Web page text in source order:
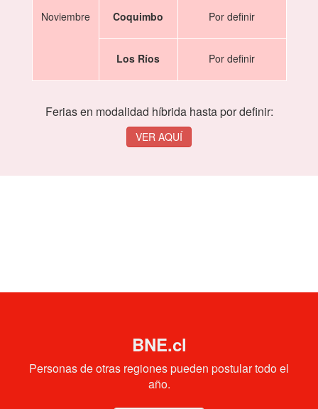
Noviembre Coquimbo Por definir
Los Ríos Por definir
Ferias en modalidad híbrida hasta por definir:
VER AQUÍ
BNE.cl
Personas de otras regiones pueden postular todo el
año.